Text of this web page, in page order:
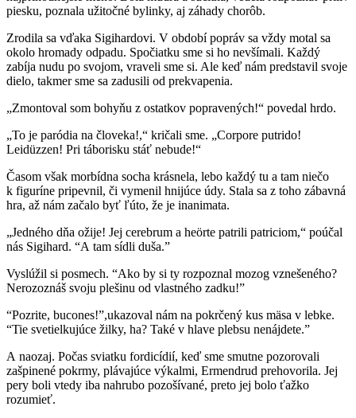
piesku, poznala užitočné bylinky, aj záhady chorôb.
Zrodila sa vďaka Sigihardovi. V období popráv sa vždy motal sa
okolo hromady odpadu. Spočiatku sme si ho nevšímali. Každý
zabíja nudu po svojom, vraveli sme si. Ale keď nám predstavil svoje
dielo, takmer sme sa zadusili od prekvapenia.
„Zmontoval som bohyňu z ostatkov popravených!“ povedal hrdo.
„To je paródia na človeka!,“ kričali sme. „Corpore putrido!
Leidüzzen! Pri táborisku stáť nebude!“
Časom však morbídna socha krásnela, lebo každý tu a tam niečo
k figuríne pripevnil, či vymenil hnijúce údy. Stala sa z toho zábavná
hra, až nám začalo byť ľúto, že je inanimata.
„Jedného dňa ožije! Jej cerebrum a heörte patrili patriciom,“ poúčal
nás Sigihard. “A tam sídli duša.”
Vyslúžil si posmech. “Ako by si ty rozpoznal mozog vznešeného?
Nerozoznáš svoju plešinu od vlastného zadku!”
“Pozrite, bucones!”,ukazoval nám na pokrčený kus mäsa v lebke.
“Tie svetielkujúce žilky, ha? Také v hlave plebsu nenájdete.”
A naozaj. Počas sviatku fordicídií, keď sme smutne pozorovali
zašpinené pokrmy, plávajúce výkalmi, Ermendrud prehovorila. Jej
pery boli vtedy iba nahrubo pozošívané, preto jej bolo ťažko
rozumieť.